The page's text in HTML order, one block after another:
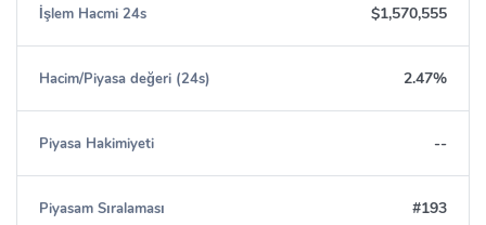
İşlem Hacmi 24s $1,570,555
Hacim/Piyasa değeri (24s) 2.47%
Piyasa Hakimiyeti --
Piyasam Sıralaması #193